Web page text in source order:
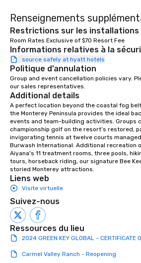
Renseignements
Restrictions sur les installations
Room Rates Exclusive of $70 Resort Fee
Informations relatives à la
source safely at hyatt hotels
Politique d’annulation
Group and event cancellation policies vary.
our sales representatives.
Additional details
A perfect location beyond the coastal fog
the Monterey Peninsula provides the ideal
events and team-building activities. Groups
championship golf on the resort’s restored,
invigorating tennis at twelve courts
Burwash International. Additional recreation
Aiyana's 11 treatment rooms, three pools,
tours, horseback riding, our signature Bee
storied Monterey attractions.
Liens web
Visite virtuelle
Suivez-nous
Ressources du lieu
2024 GREEN KEY GLOBAL - CERTIFICATE
Carmel Valley Ranch - Reopening